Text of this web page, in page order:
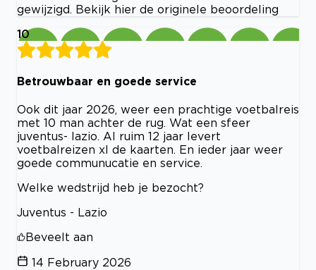
gewijzigd. Bekijk hier de originele beoordeling
10
Betrouwbaar en goede service
Ook dit jaar 2026, weer een prachtige voetbalreis
met 10 man achter de rug. Wat een sfeer
juventus- lazio. Al ruim 12 jaar levert
voetbalreizen xl de kaarten. En ieder jaar weer
goede communucatie en service.
Welke wedstrijd heb je bezocht?
Juventus - Lazio
Beveelt aan
14 February 2026